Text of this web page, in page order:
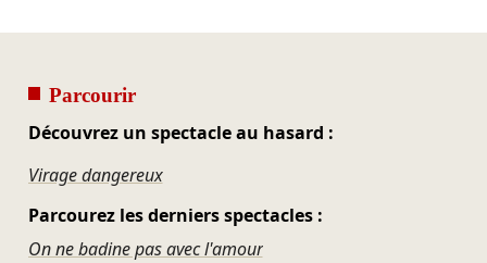
Parcourir
Découvrez un spectacle au hasard :
Virage dangereux
Parcourez les derniers spectacles :
On ne badine pas avec l'amour